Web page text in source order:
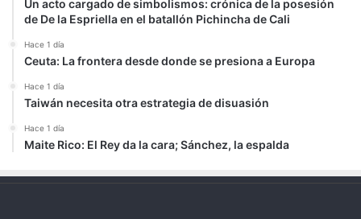
Un acto cargado de simbolismos: crónica de la posesión
de De la Espriella en el batallón Pichincha de Cali
Hace 1 día
Ceuta: La frontera desde donde se presiona a Europa
Hace 1 día
Taiwán necesita otra estrategia de disuasión
Hace 1 día
Maite Rico: El Rey da la cara; Sánchez, la espalda